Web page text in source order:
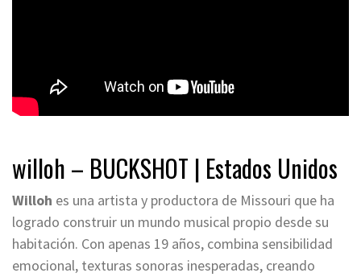
willoh – BUCKSHOT | Estados Unidos
Willoh es una artista y productora de Missouri que ha
logrado construir un mundo musical propio desde su
habitación. Con apenas 19 años, combina sensibilidad
emocional, texturas sonoras inesperadas, creando